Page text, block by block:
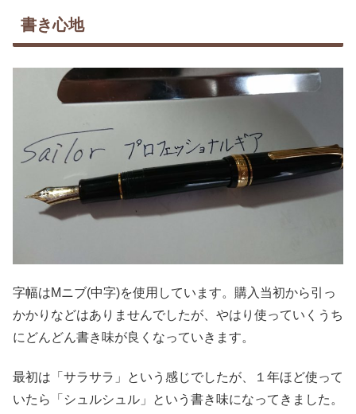
書き心地
字幅はMニブ(中字)を使用しています。購入当初から引っ
かかりなどはありませんでしたが、やはり使っていくうち
にどんどん書き味が良くなっていきます。
最初は「サラサラ」という感じでしたが、１年ほど使って
いたら「シュルシュル」という書き味になってきました。